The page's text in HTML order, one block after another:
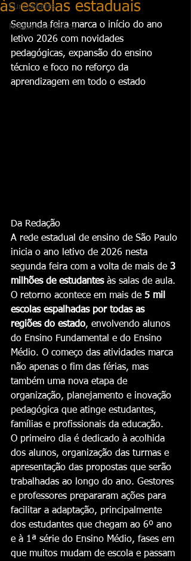
Curiosidades
Notícia com fofoca
às escolas estaduais
Segunda feira marca o início do ano
letivo 2026 com novidades
pedagógicas, expansão do ensino
técnico e foco no reforço da
aprendizagem em todo o estado
Da Redação
A rede estadual de ensino de São Paulo
inicia o ano letivo de 2026 nesta
segunda feira com a volta de mais de 3
milhões de estudantes às salas de aula.
O retorno acontece em mais de 5 mil
escolas espalhadas por todas as
regiões do estado, envolvendo alunos
do Ensino Fundamental e do Ensino
Médio. O começo das atividades marca
não apenas o fim das férias, mas
também uma nova etapa de
organização, planejamento e inovação
pedagógica que atinge estudantes,
famílias e profissionais da educação.
O primeiro dia é dedicado à acolhida
dos alunos, organização das turmas e
apresentação das propostas que serão
trabalhadas ao longo do ano. Gestores
e professores prepararam ações para
facilitar a adaptação, principalmente
dos estudantes que chegam ao 6º ano
e à 1ª série do Ensino Médio, fases em
que muitos mudam de escola e passam